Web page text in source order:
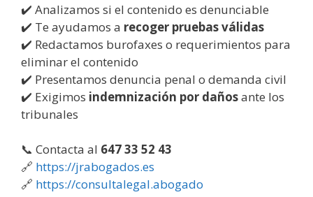
✔️ Analizamos si el contenido es denunciable
✔️ Te ayudamos a recoger pruebas válidas
✔️ Redactamos burofaxes o requerimientos para
eliminar el contenido
✔️ Presentamos denuncia penal o demanda civil
✔️ Exigimos indemnización por dañosante los
tribunales
📞 Contacta al 647 33 52 43
🔗 https://jrabogados.es
🔗 https://consultalegal.abogado